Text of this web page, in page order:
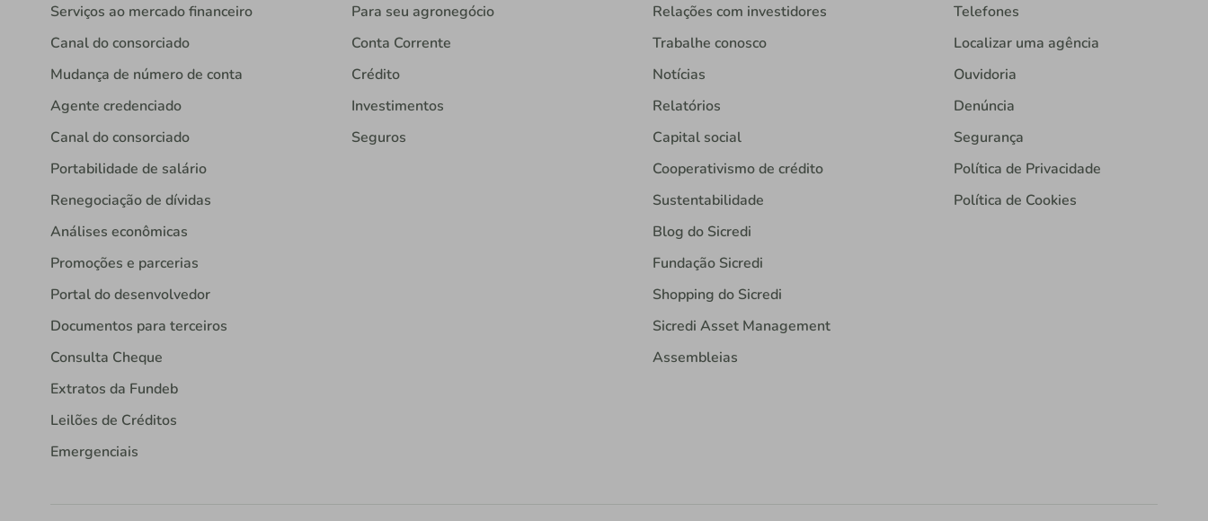
Serviços ao mercado financeiro
Canal do consorciado
Mudança de número de conta
Agente credenciado
Canal do consorciado
Portabilidade de salário
Renegociação de dívidas
Análises econômicas
Promoções e parcerias
Portal do desenvolvedor
Documentos para terceiros
Consulta Cheque
Extratos da Fundeb
Leilões de Créditos
Emergenciais
Para seu agronegócio
Conta Corrente
Crédito
Investimentos
Seguros
Relações com investidores
Trabalhe conosco
Notícias
Relatórios
Capital social
Cooperativismo de crédito
Sustentabilidade
Blog do Sicredi
Fundação Sicredi
Shopping do Sicredi
Sicredi Asset Management
Assembleias
Telefones
Localizar uma agência
Ouvidoria
Denúncia
Segurança
Política de Privacidade
Política de Cookies